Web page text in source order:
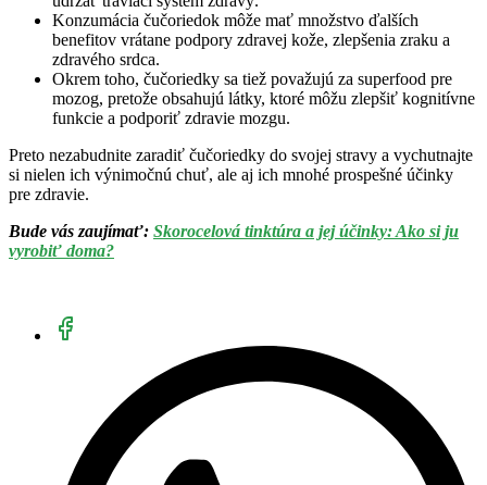
Konzumácia čučoriedok môže mať množstvo ďalších
benefitov vrátane podpory zdravej kože, zlepšenia zraku a
zdravého srdca.
Okrem toho, čučoriedky sa tiež považujú za superfood pre
mozog, pretože obsahujú látky, ktoré môžu zlepšiť kognitívne
funkcie a podporiť zdravie mozgu.
Preto nezabudnite zaradiť čučoriedky do svojej stravy a vychutnajte
si nielen ich výnimočnú chuť, ale aj ich mnohé prospešné účinky
pre zdravie.
Bude vás zaujímať: Skorocelová tinktúra a jej účinky: Ako si ju
vyrobiť doma?